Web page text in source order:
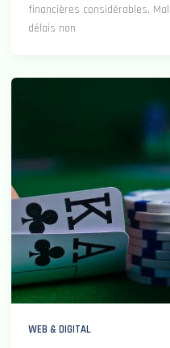
financières considérables.
délais non
WEB & DIGITAL